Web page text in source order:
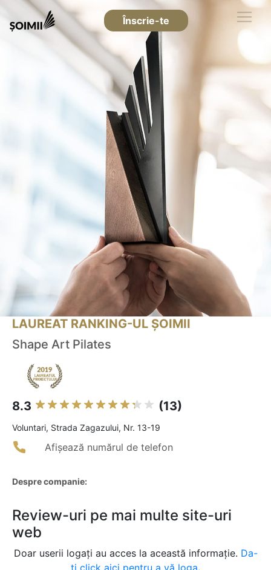
Înscrie-te
LAUREAT RANKING-UL ȘOIMII
Shape Art Pilates
8.3 (13)
Voluntari, Strada Zagazului, Nr. 13-19
Afișează numărul de telefon
Despre companie:
Review-uri pe mai multe site-uri
web
Doar userii logați au acces la această informație. Da-